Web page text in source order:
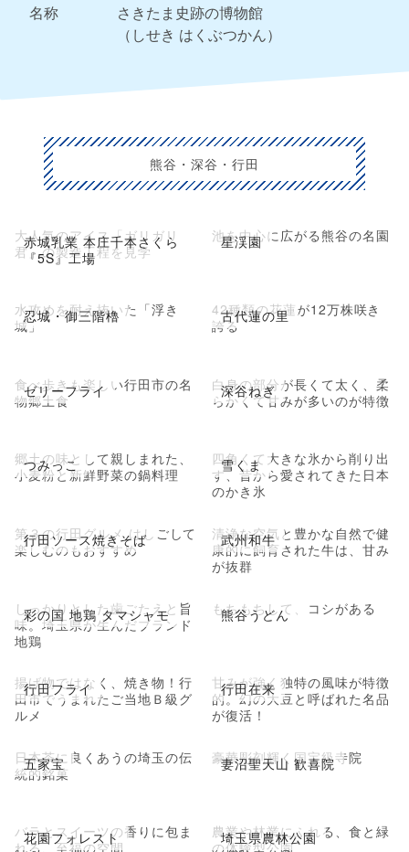
名称
さきたま史跡の博物館
（しせき はくぶつかん）
熊谷・深谷・行田
赤城乳業 本庄千本さくら
『5S』工場
大人気のアイス「ガリガリ
君」の製造工程を見学
星渓園
池を中心に広がる熊谷の名園
忍城・御三階櫓
水攻めを耐え抜いた「浮き
城」
古代蓮の里
42種類の花蓮が12万株咲き
誇る
ゼリーフライ
食べ歩きも楽しい行田市の名
物郷土食
深谷ねぎ
白身の部分が長くて太く、柔
らかくて甘みが多いのが特徴
つみっこ
郷土の味として親しまれた、
小麦粉と新鮮野菜の鍋料理
雪くま
四角くて大きな氷から削り出
す、昔から愛されてきた日本
のかき氷
行田ソース焼きそば
第３の行田グルメ はしごして
楽しむのもおすすめ
武州和牛
清浄な空気と豊かな自然で健
康的に飼育された牛は、甘み
が抜群
彩の国 地鶏 タマシャモ
しっかりとした歯ごたえと旨
味。埼玉県が生んだブランド
地鶏
熊谷うどん
もちもちして、コシがある
行田フライ
揚げ物ではなく、焼き物！行
田市でうまれたご当地Ｂ級グ
ルメ
行田在来
甘みが強く独特の風味が特徴
的。幻の大豆と呼ばれた名品
が復活！
五家宝
日本茶に良くあうの埼玉の伝
統的銘菓
妻沼聖天山 歓喜院
豪華彫刻輝く国宝級寺院
花園フォレスト
バラとスイーツの香りに包ま
れる、至福の空間
埼玉県農林公園
農業や林業にふれる、食と緑
の体験型公園